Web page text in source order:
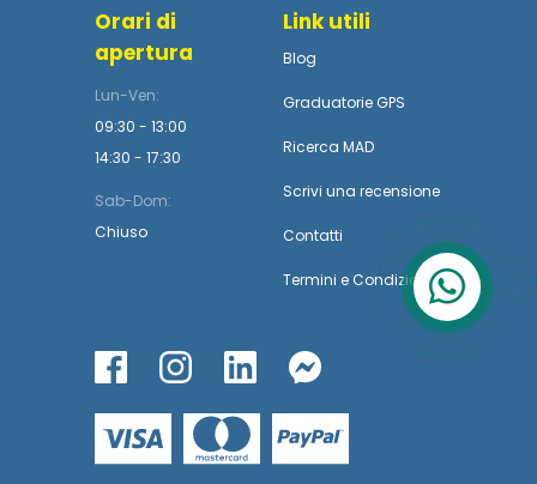
Orari di
apertura
Lun-Ven:
09:30 - 13:00
14:30 - 17:30
Sab-Dom:
Chiuso
Link utili
Blog
Graduatorie GPS
Ricerca MAD
Scrivi una recensione
Contatti
Termini e Condizioni